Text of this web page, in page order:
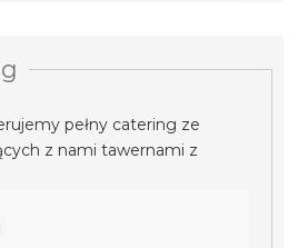
pełny catering ze
z nami tawernami z